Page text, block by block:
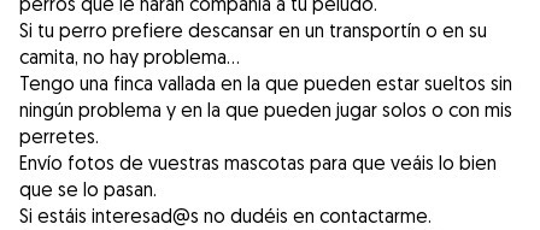
Si tu perro prefiere descansar en un transportín o en su
camita, no hay problema...
Tengo una finca vallada en la que pueden estar sueltos sin
ningún problema y en la que pueden jugar solos o con mis
perretes.
Envío fotos de vuestras mascotas para que veáis lo bien
que se lo pasan.
Si estáis interesad@s no dudéis en contactarme.